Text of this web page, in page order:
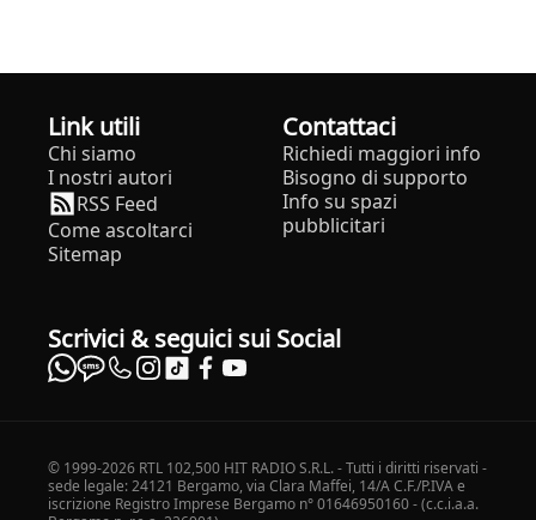
Link utili
Chi siamo
I nostri autori
RSS Feed
Come ascoltarci
Sitemap
Contattaci
Richiedi maggiori info
Bisogno di supporto
Info su spazi
pubblicitari
Scrivici & seguici sui Social
© 1999-2026 RTL 102,500 HIT RADIO S.R.L. - Tutti i diritti riservati -
sede legale: 24121 Bergamo, via Clara Maffei, 14/A C.F./P.IVA e
iscrizione Registro Imprese Bergamo n° 01646950160 - (c.c.i.a.a.